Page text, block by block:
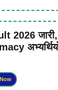
2026